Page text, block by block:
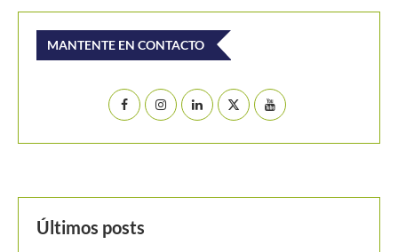
MANTENTE EN CONTACTO
Últimos posts